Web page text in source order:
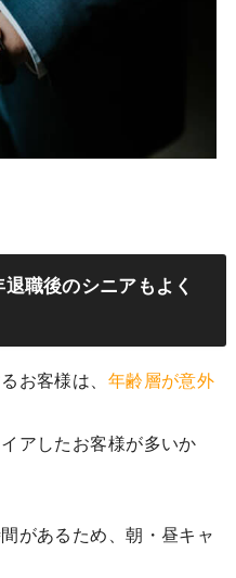
職後のシニアもよく
お客様は、 年齢層が意外
アしたお客様が多いか
があるため、朝・昼キャ